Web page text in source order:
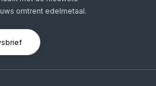
omtrent edelmetaal.